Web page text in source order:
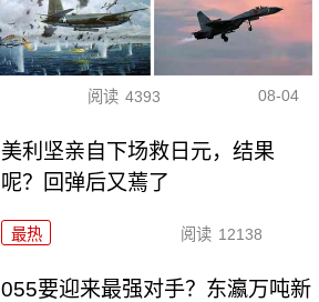
阅读 4393 08-04
美利坚亲自下场救日元，结果
呢？回弹后又蔫了
最热 阅读 12138
055要迎来最强对手？东瀛万吨新